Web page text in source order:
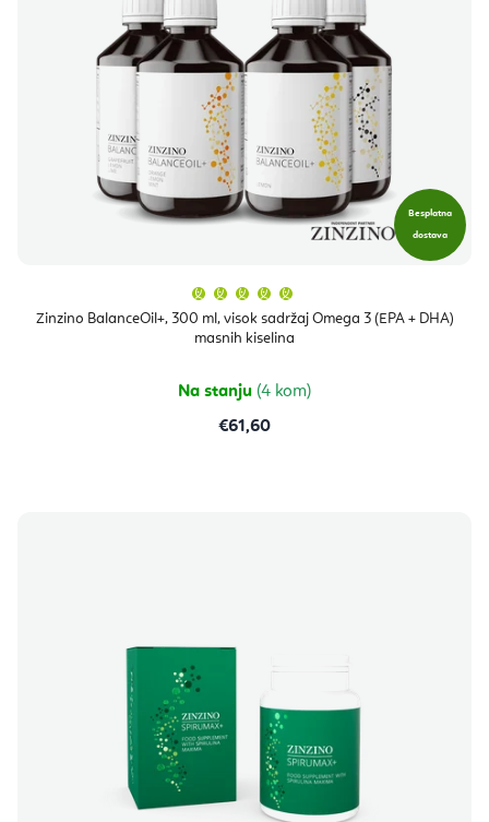
Besplatna
dostava
Zinzino BalanceOil+, 300 ml, visok sadržaj Omega 3 (EPA + DHA)
masnih kiselina
proizvoda
je
zvjezdica.
Na stanju (4 kom)
€61,60